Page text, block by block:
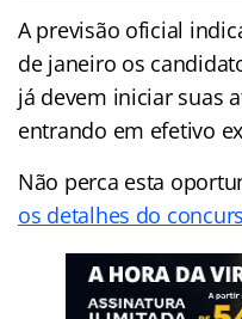
A previsão oficial
de janeiro os
já devem iniciar suas
entrando em efetivo
Não perca esta
os detalhes do